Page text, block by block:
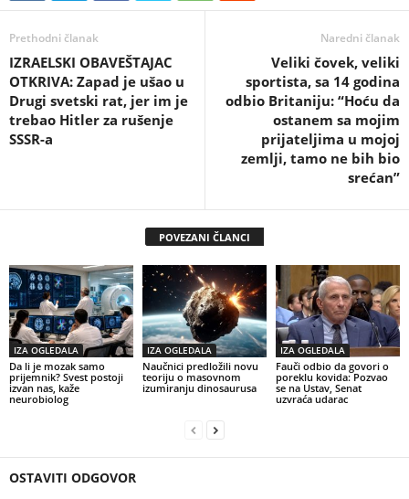
Prethodni članak
IZRAELSKI OBAVEŠTAJAC
OTKRIVA: Zapad je ušao u
Drugi svetski rat, jer im je
trebao Hitler za rušenje
SSSR-a
Naredni članak
Veliki čovek, veliki
sportista, sa 14 godina
odbio Britaniju: “Hoću da
ostanem sa mojim
prijateljima u mojoj
zemlji, tamo ne bih bio
srećan”
POVEZANI ČLANCI
IZA OGLEDALA
Da li je mozak samo
prijemnik? Svest postoji
izvan nas, kaže
neurobiolog
IZA OGLEDALA
Naučnici predložili novu
teoriju o masovnom
izumiranju dinosaurusa
IZA OGLEDALA
Fauči odbio da govori o
poreklu kovida: Pozvao
se na Ustav, Senat
uzvraća udarac
OSTAVITI ODGOVOR